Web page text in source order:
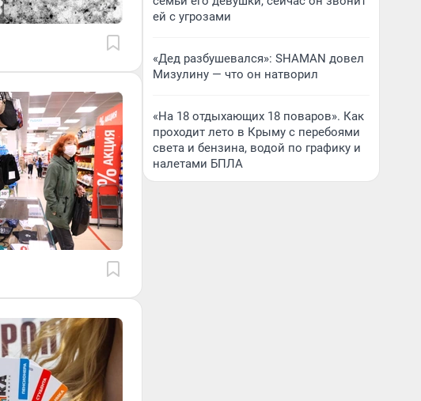
ей с угрозами
«Дед разбушевался»: SHAMAN довел
Мизулину — что он натворил
«На 18 отдыхающих 18 поваров». Как
проходит лето в Крыму с перебоями
света и бензина, водой по графику и
налетами БПЛА